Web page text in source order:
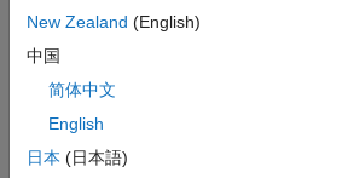
다단 필터
CIC 필터
New Zealand (English)
中国
简体中文
English
日本 (日本語)